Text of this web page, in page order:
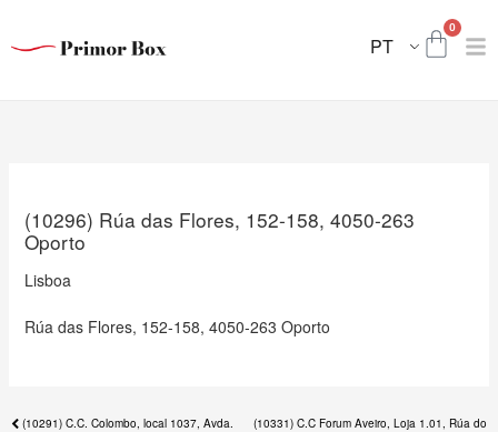
content
PT
0
(10296) Rúa das Flores, 152-158, 4050-263
Oporto
Lisboa
Rúa das Flores, 152-158, 4050-263 Oporto
Previous
(10291) C.C. Colombo, local 1037, Avda.
(10331) C.C Forum Aveiro, Loja 1.01, Rúa do